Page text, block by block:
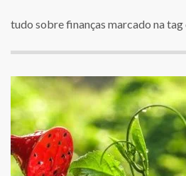
tudo sobre finanças marcado na